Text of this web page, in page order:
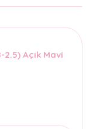
Açık Mavi